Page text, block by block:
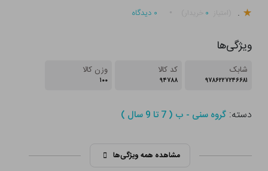
. ۰ ۰ دیدگاه
ویژگی‌ها
شابک
۹۷۸۶۲۲۷۲۴۶۶۸۱
کد کالا
۹۴۷۸۸
وزن کالا
۱۰۰
دسته:گروه سنی - ب ( 7 تا 9 سال )
مشاهده همه ویژگی‌ها